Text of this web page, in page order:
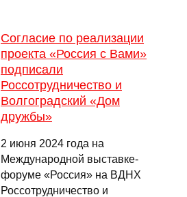
Согласие по реализации
проекта «Россия с Вами»
подписали
Россотрудничество и
Волгоградский «Дом
дружбы»
2 июня 2024 года на
Международной выставке-
форуме «Россия» на ВДНХ
Россотрудничество и